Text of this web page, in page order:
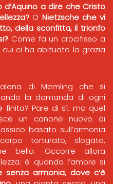
d’Aquino a dire che Cristo
O Nietzsche che vi
della sconfitta, il trionfo
Come fa un crocifisso a
cui ci ha abituato la grazia
di Memling che si
la domanda di ogni
Pare di sì, ma quel
un canone nuovo di
basato sull’armonia
torturato, slogato,
bello. Occorre allora
è quando l’amore si
senza armonia, dove c’è